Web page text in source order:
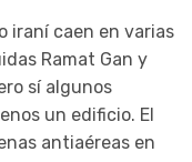
iraní caen en varias
Ramat Gan y
sí algunos
un edificio. El
antiaéreas en